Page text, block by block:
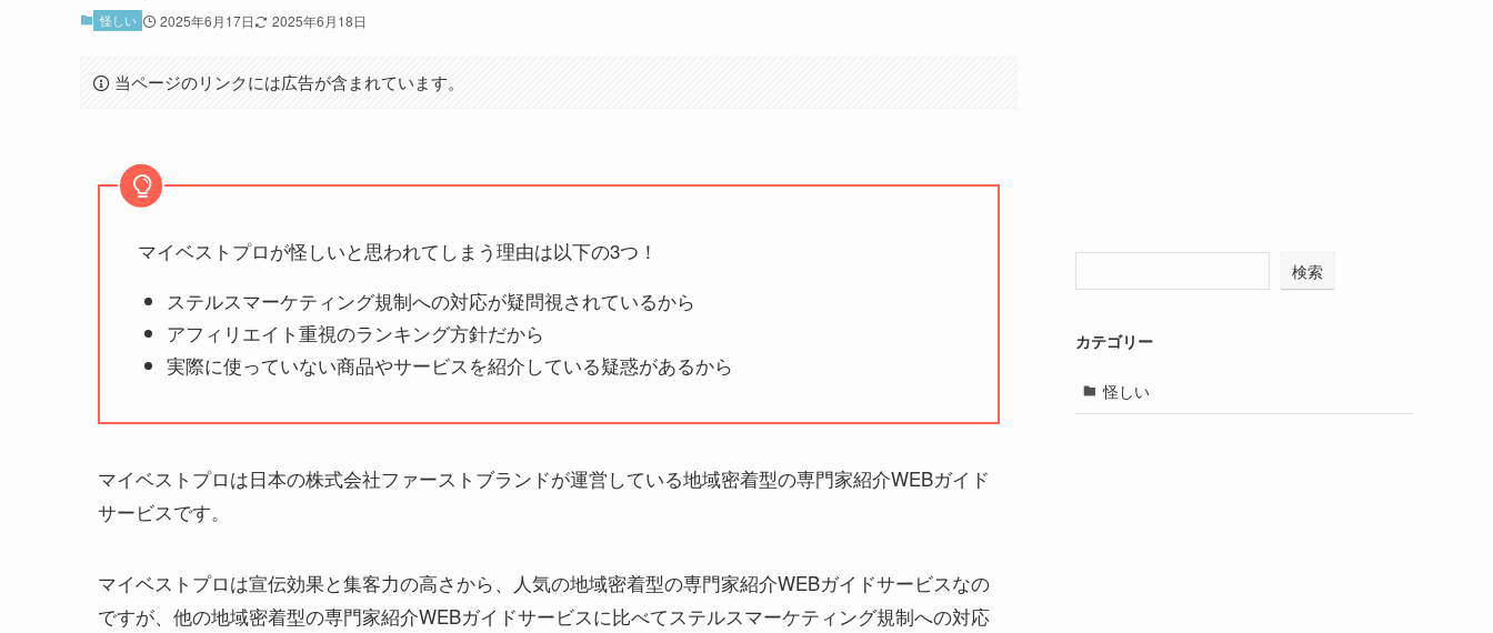
怪しい 2025年6月17日 2025年6月18日
当ページのリンクには広告が含まれています。
マイベストプロが怪しいと思われてしまう理由は以下の3つ！
ステルスマーケティング規制への対応が疑問視されているから
アフィリエイト重視のランキング方針だから
実際に使っていない商品やサービスを紹介している疑惑があるから
マイベストプロは日本の株式会社ファーストブランドが運営している地域密着型の専門家紹介WEBガイド
サービスです。
マイベストプロは宣伝効果と集客力の高さから、人気の地域密着型の専門家紹介WEBガイドサービスなの
ですが、他の地域密着型の専門家紹介WEBガイドサービスに比べてステルスマーケティング規制への対応
検索
カテゴリー
怪しい